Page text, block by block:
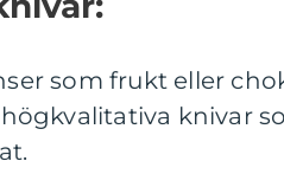
som frukt eller
knivar